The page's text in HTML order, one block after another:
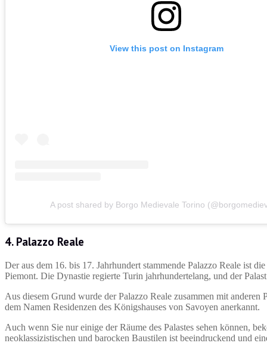
View this post on Instagram
A post shared by Borgo Medievale Torino
4. Palazzo Reale
Der aus dem 16. bis 17. Jahrhundert stammende Palazzo Reale ist
Piemont. Die Dynastie regierte Turin jahrhundertelang, und der
Aus diesem Grund wurde der Palazzo Reale zusammen mit
dem Namen Residenzen des Königshauses von Savoyen anerkannt.
Auch wenn Sie nur einige der Räume des Palastes sehen können,
neoklassizistischen und barocken Baustilen ist beeindruckend und